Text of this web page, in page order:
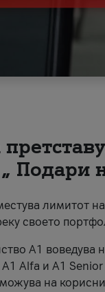
Подари
лимитот
своето
А1 воведува
Alfa и A1
на